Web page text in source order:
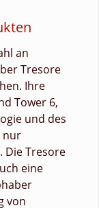
an
Tresore
Ihre
Tower 6,
und des
nur
Die Tresore
eine
von